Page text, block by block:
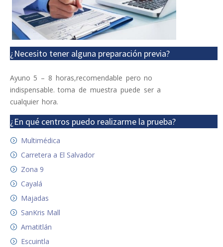
¿Necesito tener alguna preparación previa?
Ayuno 5 – 8 horas,recomendable pero no
indispensable. toma de muestra puede ser a
cualquier hora.
¿En qué centros puedo realizarme la prueba?
Multimédica
Carretera a El Salvador
Zona 9
Cayalá
Majadas
SanKris Mall
Amatitlán
Escuintla